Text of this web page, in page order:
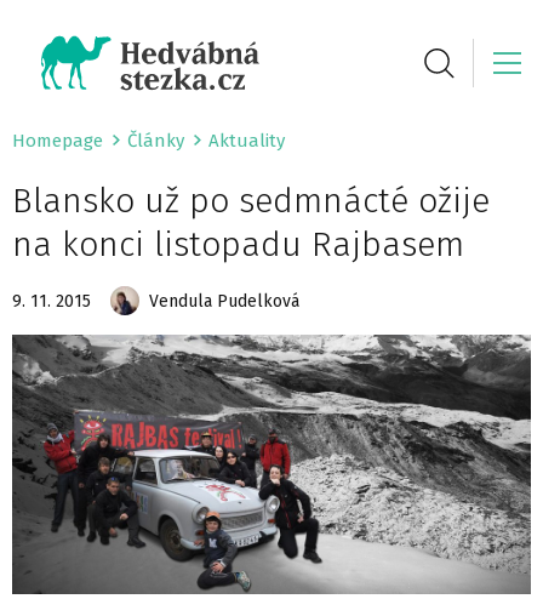
Homepage Články Aktuality
Blansko už po sedmnácté ožije
na konci listopadu Rajbasem
9. 11. 2015 Vendula Pudelková